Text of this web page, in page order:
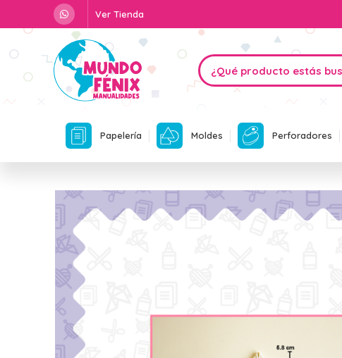
Ver Tienda
Papelería Moldes Perforadores